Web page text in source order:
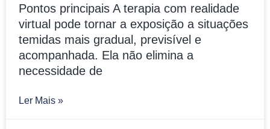
Pontos principais A terapia com realidade
virtual pode tornar a exposição a situações
temidas mais gradual, previsível e
acompanhada. Ela não elimina a
necessidade de
Ler Mais »